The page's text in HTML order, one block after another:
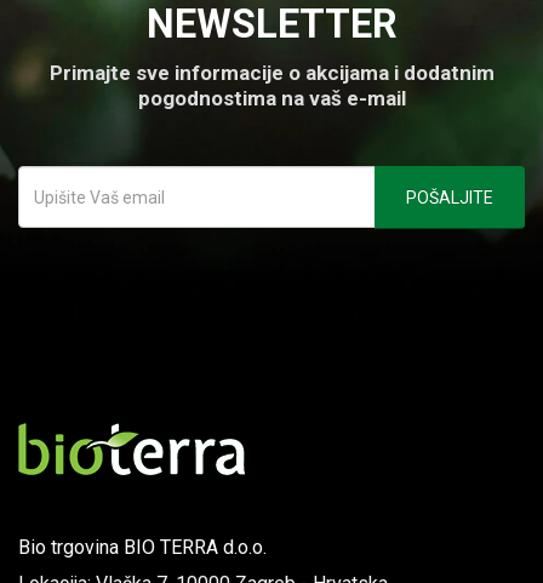
NEWSLETTER
Primajte sve informacije o akcijama i dodatnim
pogodnostima na vaš e-mail
Bio trgovina BIO TERRA d.o.o.